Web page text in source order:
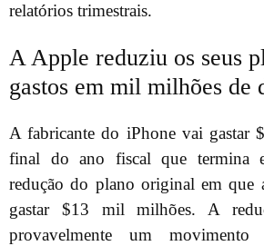
relatórios trimestrais.
A Apple reduziu os seus
gastos em mil milhões de
A fabricante do iPhone vai gastar
final do ano fiscal que termina
redução do plano original em que
gastar $13 mil milhões. A
provavelmente um